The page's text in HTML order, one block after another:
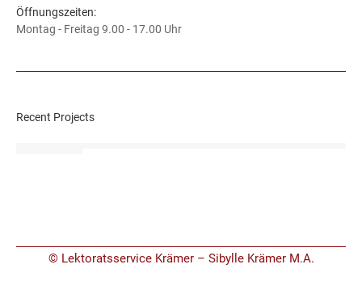
Öffnungszeiten:
Montag - Freitag 9.00 - 17.00 Uhr
Recent Projects
© Lektoratsservice Krämer – Sibylle Krämer M.A.